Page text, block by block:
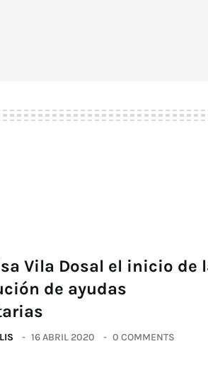
Vila Dosal el inicio de
de ayudas
16 ABRIL 2020 0 COMMENTS